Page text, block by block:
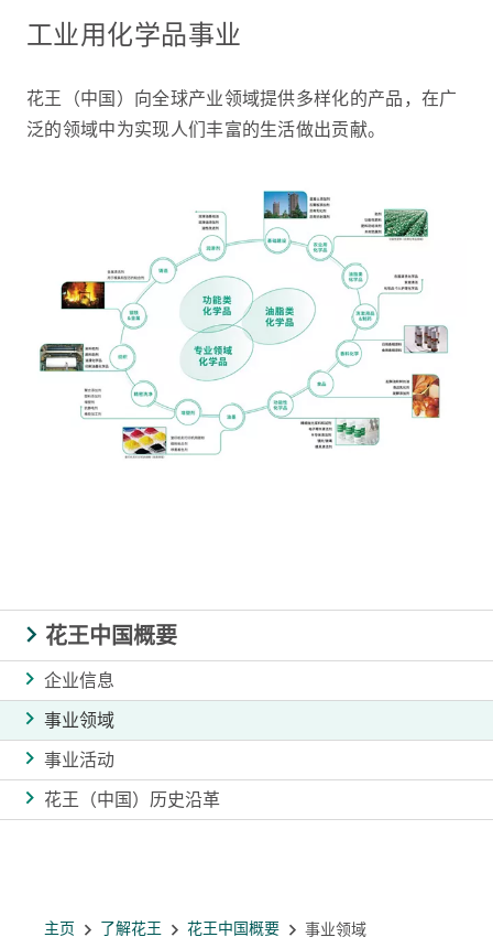
工业用化学品事业
花王（中国）向全球产业领域提供多样化的产品，在广
泛的领域中为实现人们丰富的生活做出贡献。
花王中国概要
企业信息
事业领域
事业活动
花王（中国）历史沿革
主页 了解花王 花王中国概要 事业领域